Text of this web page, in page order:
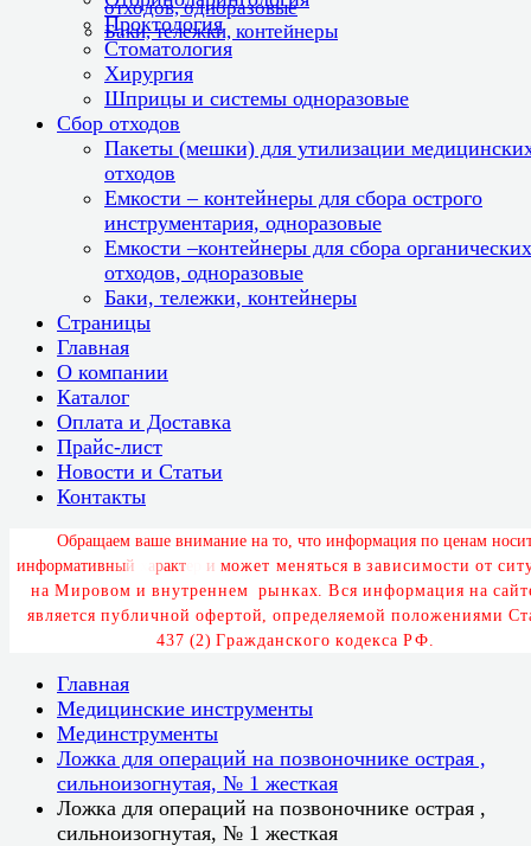
отходов, одноразовые
Баки, тележки, контейнеры
Проктология
Стоматология
Хирургия
Шприцы и системы одноразовые
Сбор отходов
Пакеты (мешки) для утилизации
отходов
Емкости – контейнеры для сбора острого
инструментария, одноразовые
Емкости –контейнеры для сбора органических
отходов, одноразовые
Баки, тележки, контейнеры
Страницы
Главная
О компании
Каталог
Оплата и Доставка
Прайс-лист
Новости и Статьи
Контакты
Обращаем ваше внимание на то, что информация по ценам носи
информативный аракт и может меняться в зависимости от ситу
на Мировом и внутреннем рынках. Вся информация на сайт
является публичной офертой, определяемой положениями Ст
437 (2) Гражданского кодекса РФ.
Главная
Медицинские инструменты
Мединструменты
Ложка для операций на позвоночнике острая ,
сильноизогнутая, № 1 жесткая
Ложка для операций на позвоночнике острая ,
сильноизогнутая, № 1 жесткая